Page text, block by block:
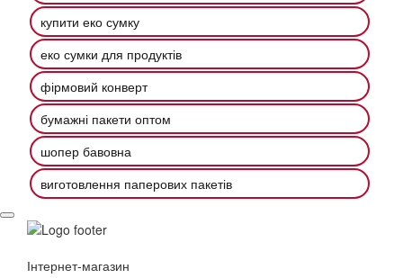
купити еко сумку
еко сумки для продуктів
фірмовий конверт
бумажні пакети оптом
шопер бавовна
виготовлення паперових пакетів
Інтернет-магазин